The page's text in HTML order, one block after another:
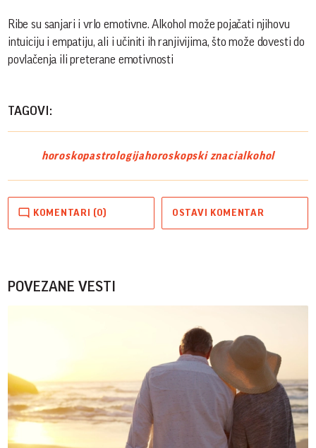
Ribe su sanjari i vrlo emotivne. Alkohol može pojačati njihovu
intuiciju i empatiju, ali i učiniti ih ranjivijima, što može dovesti do
povlačenja ili preterane emotivnosti
TAGOVI:
horoskopastrologijahoroskopski znacialkohol
KOMENTARI (0) OSTAVI KOMENTAR
POVEZANE VESTI